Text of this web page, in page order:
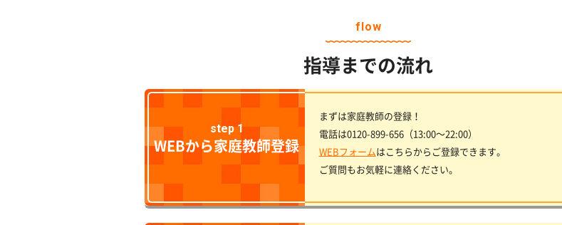
flow
指導までの流れ
step 1
WEBから家庭教師登録
まずは家庭教師の登録！
電話は0120-899-656（13:00〜22:00）
WEBフォームはこちらからご登録できます。
ご質問もお気軽に連絡ください。